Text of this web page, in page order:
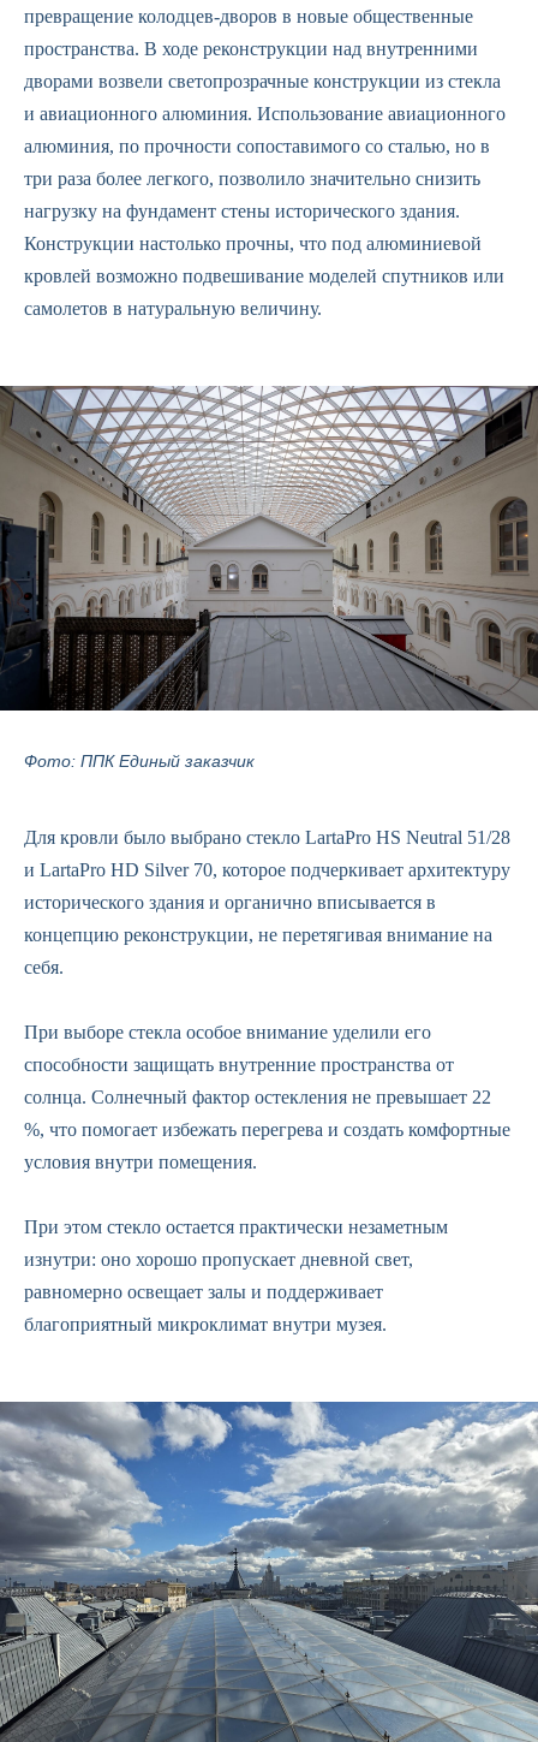
превращение колодцев-дворов в новые общественные
пространства. В ходе реконструкции над внутренними
дворами возвели светопрозрачные конструкции из стекла
и авиационного алюминия. Использование авиационного
алюминия, по прочности сопоставимого со сталью, но в
три раза более легкого, позволило значительно снизить
нагрузку на фундамент стены исторического здания.
Конструкции настолько прочны, что под алюминиевой
кровлей возможно подвешивание моделей спутников или
самолетов в натуральную величину.
Фото: ППК Единый заказчик
Для кровли было выбрано стекло LartaPro HS Neutral 51/28
и LartaPro HD Silver 70, которое подчеркивает архитектуру
исторического здания и органично вписывается в
концепцию реконструкции, не перетягивая внимание на
себя.
При выборе стекла особое внимание уделили его
способности защищать внутренние пространства от
солнца. Солнечный фактор остекления не превышает 22
%, что помогает избежать перегрева и создать комфортные
условия внутри помещения.
При этом стекло остается практически незаметным
изнутри: оно хорошо пропускает дневной свет,
равномерно освещает залы и поддерживает
благоприятный микроклимат внутри музея.